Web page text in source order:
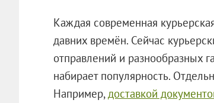
Каждая современная
давних времён. Сейчас
отправлений и разнообразных
набирает популярность.
Например, доставкой